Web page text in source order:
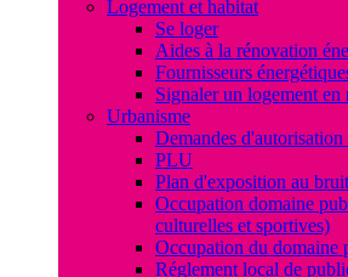
Logement et habitat
Se loger
Aides à la rénovation
Fournisseurs
Signaler un logement en
Urbanisme
Demandes
PLU
Plan d'exposition au bruit
Occupation domaine
culturelles et sportives)
Occupation du domaine
Réglement local de